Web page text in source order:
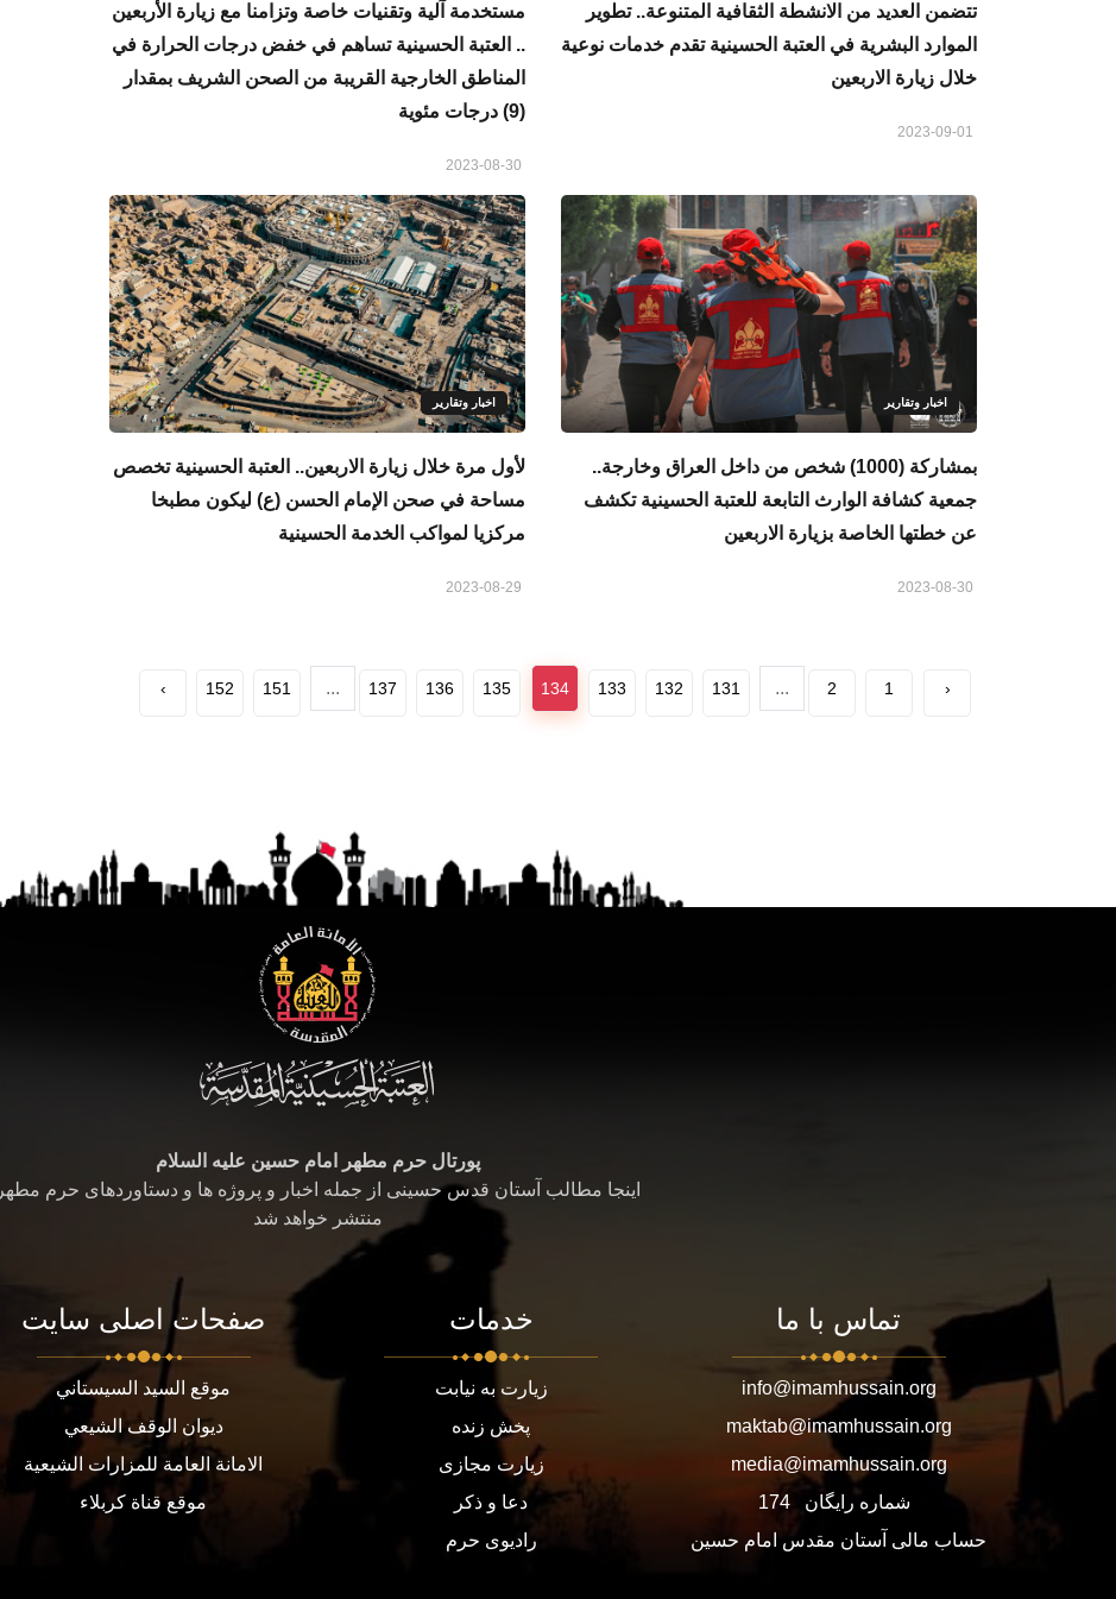
تتضمن العديد من الانشطة الثقافية المتنوعة.. تطوير
الموارد البشرية في العتبة الحسينية تقدم خدمات نوعية
خلال زيارة الاربعين
مستخدمة آلية وتقنيات خاصة وتزامنا مع زيارة الأربعين
.. العتبة الحسينية تساهم في خفض درجات الحرارة في
المناطق الخارجية القريبة من الصحن الشريف بمقدار
(9) درجات مئوية
اخبار وتقارير
بمشاركة (1000) شخص من داخل العراق وخارجة..
جمعية كشافة الوارث التابعة للعتبة الحسينية تكشف
عن خطتها الخاصة بزيارة الاربعين
اخبار وتقارير
لأول مرة خلال زيارة الاربعين.. العتبة الحسينية تخصص
مساحة في صحن الإمام الحسن (ع) ليكون مطبخا
مركزيا لمواكب الخدمة الحسينية
‹
1
2
...
131
132
133
134
135
136
137
...
151
152
›
پورتال حرم مطهر امام حسین علیه السلام
اینجا مطالب آستان قدس حسینی از جمله اخبار و پروژه ها و دستاوردهای حرم مطهر
منتشر خواهد شد
تماس با ما
info@imamhussain.org
maktab@imamhussain.org
media@imamhussain.org
شماره رایگان
174
حساب مالی آستان مقدس امام حسین
خدمات
زیارت به نیابت
پخش زنده
زیارت مجازی
دعا و ذکر
رادیوی حرم
صفحات اصلی سایت
موقع السيد السيستاني
ديوان الوقف الشيعي
الامانة العامة للمزارات الشيعية
موقع قناة كربلاء